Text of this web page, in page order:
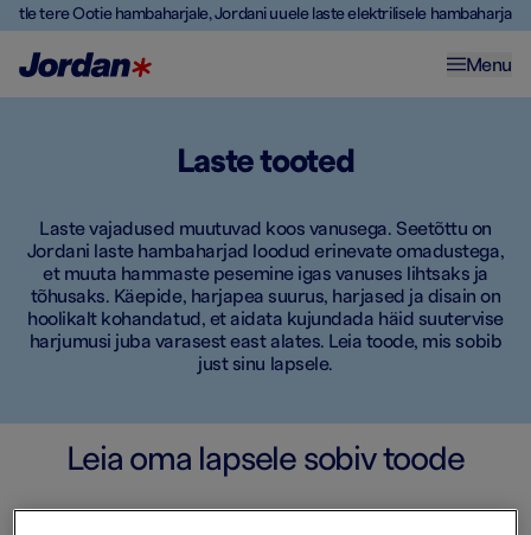
Ütle tere Ootie hambaharjale, Jordani uuele laste elektrilisele hambaharjale
Menu
Laste tooted
Laste vajadused muutuvad koos vanusega. Seetõttu on
Jordani laste hambaharjad loodud erinevate omadustega,
et muuta hammaste pesemine igas vanuses lihtsaks ja
tõhusaks. Käepide, harjapea suurus, harjased ja disain on
hoolikalt kohandatud, et aidata kujundada häid suutervise
harjumusi juba varasest east alates. Leia toode, mis sobib
just sinu lapsele.
Leia oma lapsele sobiv toode